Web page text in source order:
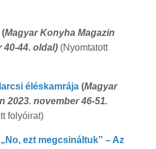
Magyar Konyha Magazin
40-44. oldal) (Nyomtatott
éléskamrája(Magyar
2023. november 46-51.
folyóirat)
ezt megcsináltuk” – Az